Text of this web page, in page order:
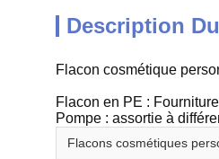
Description
Flacon cosmétique
Flacon en PE :
Pompe : assortie à
Flacons cosmétiques